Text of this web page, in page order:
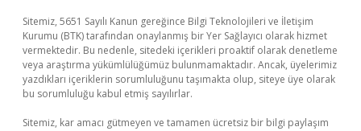
Sitemiz, 5651 Sayılı Kanun gereğince Bilgi Teknolojileri ve İletişim
Kurumu (BTK) tarafından onaylanmış bir Yer Sağlayıcı olarak hizmet
vermektedir. Bu nedenle, sitedeki içerikleri proaktif olarak denetleme
veya araştırma yükümlülüğümüz bulunmamaktadır. Ancak, üyelerimiz
yazdıkları içeriklerin sorumluluğunu taşımakta olup, siteye üye olarak
bu sorumluluğu kabul etmiş sayılırlar.
Sitemiz, kar amacı gütmeyen ve tamamen ücretsiz bir bilgi paylaşım